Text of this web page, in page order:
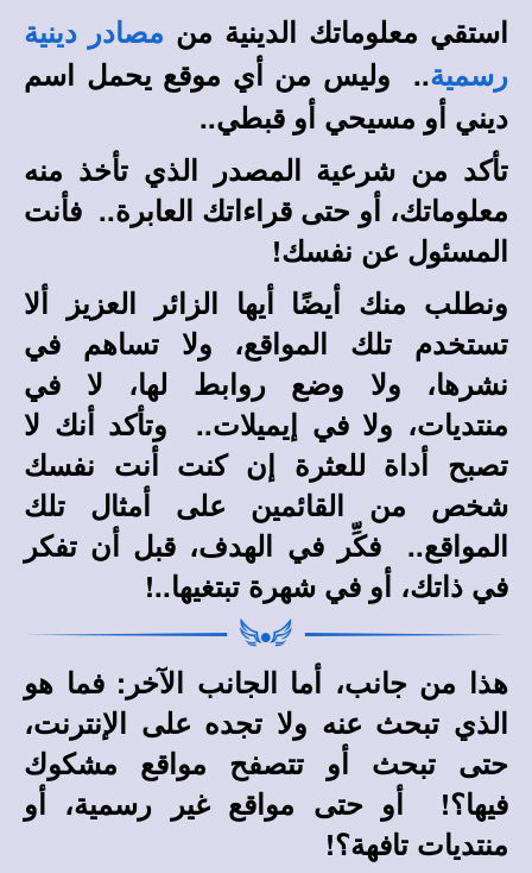
استقي معلوماتك الدينية من مصادر دينية
رسمية.. وليس من أي موقع يحمل اسم
ديني أو مسيحي أو قبطي..
تأكد من شرعية المصدر الذي تأخذ منه
معلوماتك، أو حتى قراءاتك العابرة.. فأنت
المسئول عن نفسك!
ونطلب منك أيضًا أيها الزائر العزيز ألا
تستخدم تلك المواقع، ولا تساهم في
نشرها، ولا وضع روابط لها، لا في
منتديات، ولا في إيميلات.. وتأكد أنك لا
تصبح أداة للعثرة إن كنت أنت نفسك
شخص من القائمين على أمثال تلك
المواقع.. فكِّر في الهدف، قبل أن تفكر
في ذاتك، أو في شهرة تبتغيها..!
هذا من جانب، أما الجانب الآخر: فما هو
الذي تبحث عنه ولا تجده على الإنترنت،
حتى تبحث أو تتصفح مواقع مشكوك
فيها؟! أو حتى مواقع غير رسمية، أو
منتديات تافهة؟!